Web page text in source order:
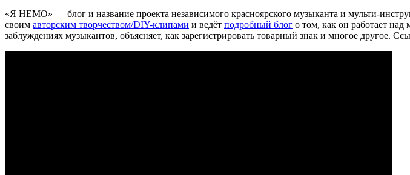
«Я НЕМО» — блог и название проекта независимого красноярского музыканта и мульти-
своим авторским творчеством/DIY-клипами и ведёт подробный блог о том, как он работает над
заблуждениях музыкантов, объясняет, как зарегистрировать товарный знак и многое другое.